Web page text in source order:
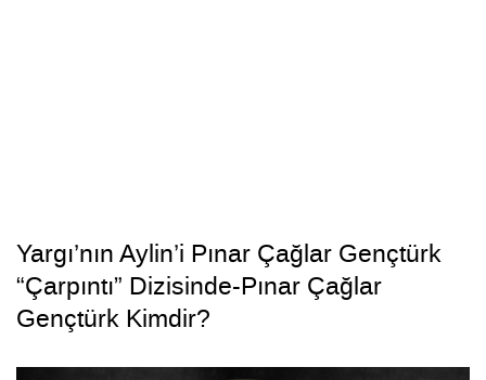
Yargı’nın Aylin’i Pınar Çağlar Gençtürk
“Çarpıntı” Dizisinde-Pınar Çağlar
Gençtürk Kimdir?